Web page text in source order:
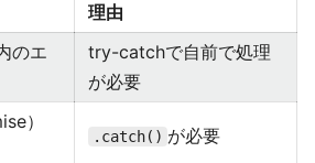
理由
のエ
try-catchで自前で処理
が必要
）
.catch() が必要